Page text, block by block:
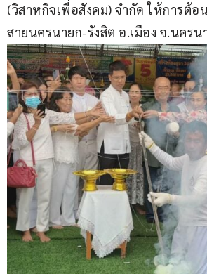
(วิสาหกิจเพื่อสังคม) จำกัด ให้การต้
สายนครนายก-รังสิต อ.เมือง จ.นครน